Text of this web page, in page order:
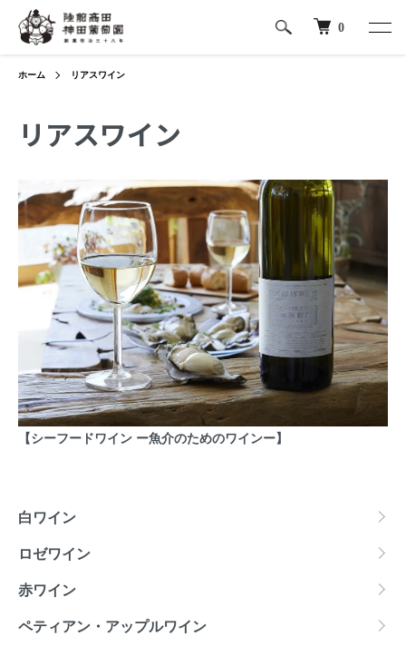
0
ホーム リアスワイン
リアスワイン
【シーフードワイン ー魚介のためのワインー】
カテゴリー一覧
白ワイン
ロゼワイン
赤ワイン
ペティアン・アップルワイン